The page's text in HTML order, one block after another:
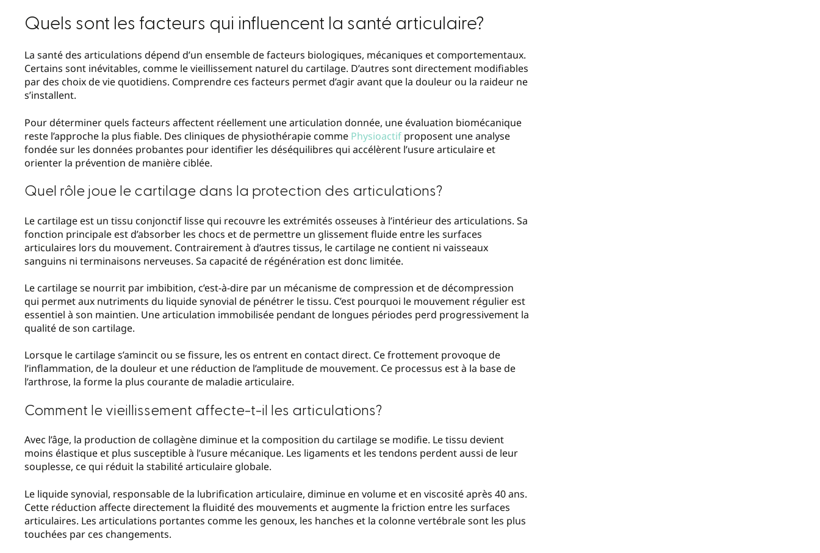
Quels sont les facteurs qui influencent la santé articulaire?
La santé des articulations dépend d’un ensemble de facteurs biologiques, mécaniques et comportementaux.
Certains sont inévitables, comme le vieillissement naturel du cartilage. D’autres sont directement modifiables
par des choix de vie quotidiens. Comprendre ces facteurs permet d’agir avant que la douleur ou la raideur ne
s’installent.
Pour déterminer quels facteurs affectent réellement une articulation donnée, une évaluation biomécanique
reste l’approche la plus fiable. Des cliniques de physiothérapie comme Physioactif proposent une analyse
fondée sur les données probantes pour identifier les déséquilibres qui accélèrent l’usure articulaire et
orienter la prévention de manière ciblée.
Quel rôle joue le cartilage dans la protection des articulations?
Le cartilage est un tissu conjonctif lisse qui recouvre les extrémités osseuses à l’intérieur des articulations. Sa
fonction principale est d’absorber les chocs et de permettre un glissement fluide entre les surfaces
articulaires lors du mouvement. Contrairement à d’autres tissus, le cartilage ne contient ni vaisseaux
sanguins ni terminaisons nerveuses. Sa capacité de régénération est donc limitée.
Le cartilage se nourrit par imbibition, c’est-à-dire par un mécanisme de compression et de décompression
qui permet aux nutriments du liquide synovial de pénétrer le tissu. C’est pourquoi le mouvement régulier est
essentiel à son maintien. Une articulation immobilisée pendant de longues périodes perd progressivement la
qualité de son cartilage.
Lorsque le cartilage s’amincit ou se fissure, les os entrent en contact direct. Ce frottement provoque de
l’inflammation, de la douleur et une réduction de l’amplitude de mouvement. Ce processus est à la base de
l’arthrose, la forme la plus courante de maladie articulaire.
Comment le vieillissement affecte-t-il les articulations?
Avec l’âge, la production de collagène diminue et la composition du cartilage se modifie. Le tissu devient
moins élastique et plus susceptible à l’usure mécanique. Les ligaments et les tendons perdent aussi de leur
souplesse, ce qui réduit la stabilité articulaire globale.
Le liquide synovial, responsable de la lubrification articulaire, diminue en volume et en viscosité après 40 ans.
Cette réduction affecte directement la fluidité des mouvements et augmente la friction entre les surfaces
articulaires. Les articulations portantes comme les genoux, les hanches et la colonne vertébrale sont les plus
touchées par ces changements.